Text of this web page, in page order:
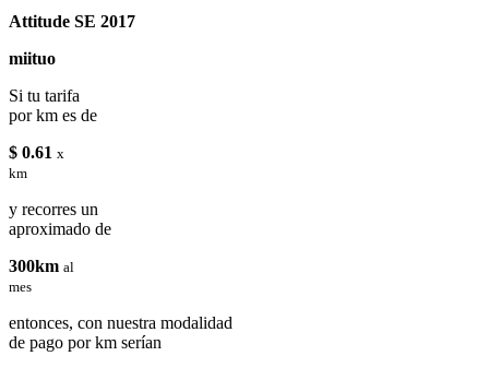
Attitude SE 2017
miituo
Si tu tarifa
por km es de
$ 0.61 x
km
y recorres un
aproximado de
300km al
mes
entonces, con nuestra modalidad
de pago por km serían